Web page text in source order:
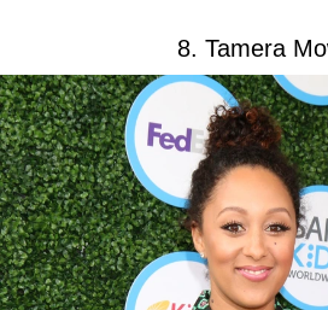
8. Tamera